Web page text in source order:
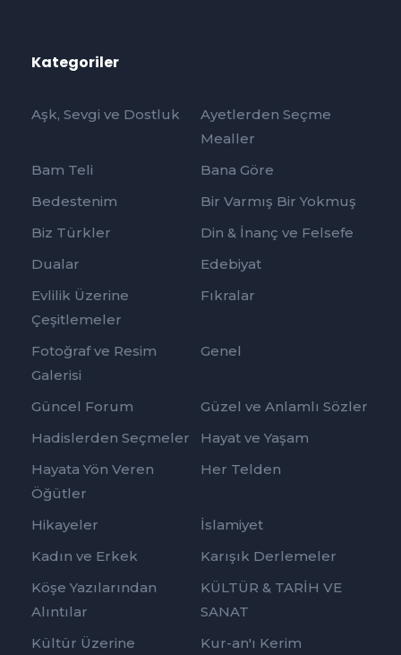
Kategoriler
Aşk, Sevgi ve Dostluk
Ayetlerden Seçme
Mealler
Bam Teli
Bana Göre
Bedestenim
Bir Varmış Bir Yokmuş
Biz Türkler
Din & İnanç ve Felsefe
Dualar
Edebiyat
Evlilik Üzerine
Çeşitlemeler
Fıkralar
Fotoğraf ve Resim
Galerisi
Genel
Güncel Forum
Güzel ve Anlamlı Sözler
Hadislerden Seçmeler
Hayat ve Yaşam
Hayata Yön Veren
Öğütler
Her Telden
Hikayeler
İslamiyet
Kadın ve Erkek
Karışık Derlemeler
Köşe Yazılarından
Alıntılar
KÜLTÜR & TARİH VE
SANAT
Kültür Üzerine
Kur-an'ı Kerim